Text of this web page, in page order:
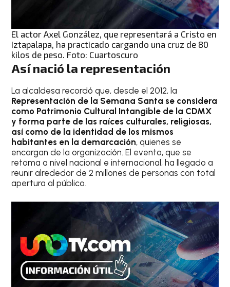
El actor Axel González, que representará a Cristo en
Iztapalapa, ha practicado cargando una cruz de 80
kilos de peso. Foto: Cuartoscuro
Así nació la representación
La alcaldesa recordó que, desde el 2012, la
Representación de la Semana Santa se considera
como Patrimonio Cultural Intangible de la CDMX
y forma parte de las raíces culturales, religiosas,
así como de la identidad de los mismos
habitantes en la demarcación, quienes se
encargan de la organización. El evento, que se
retoma a nivel nacional e internacional, ha llegado a
reunir alrededor de 2 millones de personas con total
apertura al público.